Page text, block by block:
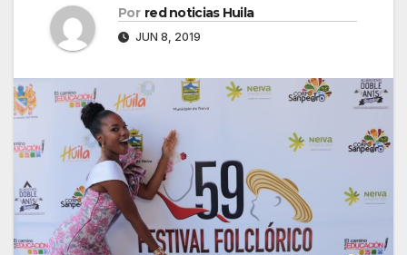
Por red noticias Huila
JUN 8, 2019